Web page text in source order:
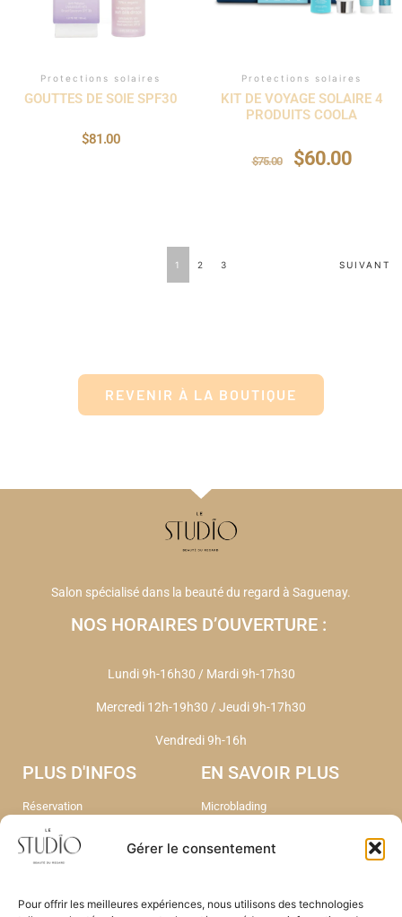
Gérer le consentement
Pour offrir les meilleures expériences, nous utilisons des technologies
Protections solaires
GOUTTES DE SOIE SPF30
$81.00
Protections solaires
KIT DE VOYAGE SOLAIRE 4
PRODUITS COOLA
$75.00 $60.00
1 2 3 SUIVANT
REVENIR À LA BOUTIQUE
Salon spécialisé dans la beauté du regard à Saguenay.
NOS HORAIRES D’OUVERTURE :
Lundi 9h-16h30 / Mardi 9h-17h30
Mercredi 12h-19h30 / Jeudi 9h-17h30
Vendredi 9h-16h
PLUS D'INFOS
Réservation
Le microblading
FAQ
EN SAVOIR PLUS
Microblading
Head Spa
Portfolio